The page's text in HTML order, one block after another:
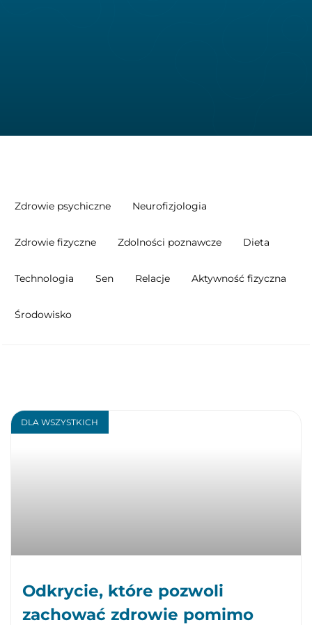
Zdrowie psychiczne Neurofizjologia
Zdrowie fizyczne Zdolności poznawcze Dieta
Technologia Sen Relacje Aktywność fizyczna
Środowisko
DLA WSZYSTKICH
Odkrycie, które pozwoli
zachować zdrowie pomimo